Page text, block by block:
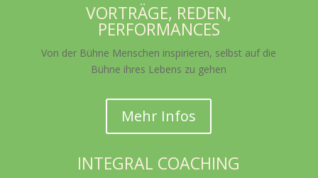
VORTRÄGE, REDEN,
PERFORMANCES
Von der Bühne Menschen inspirieren, selbst auf die
Bühne ihres Lebens zu gehen
Mehr Infos
INTEGRAL COACHING